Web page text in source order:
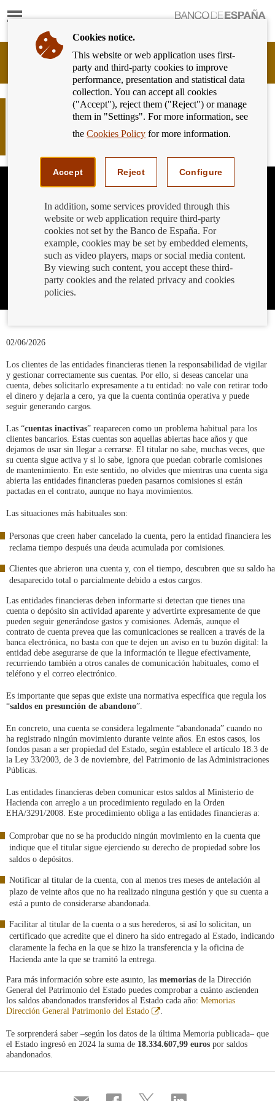
Show
Banking
Customer
Banco
España
Eurosystem,
No mantengas cuentas corrientes
olvidadas: evita comisiones y
pérdidas inesperadas
02/06/2026
Los clientes de las entidades financieras tienen la responsabilidad de vigilar
y gestionar correctamente sus cuentas. Por ello, si deseas cancelar una
cuenta, debes solicitarlo expresamente a tu entidad: no vale con retirar todo
el dinero y dejarla a cero, ya que la cuenta continúa operativa y puede
seguir generando cargos.
Las “cuentas inactivas” reaparecen como un problema habitual para los
clientes bancarios. Estas cuentas son aquellas abiertas hace años y que
dejamos de usar sin llegar a cerrarse. El titular no sabe, muchas veces, que
su cuenta sigue activa y si lo sabe, ignora que puedan cobrarle comisiones
de mantenimiento. En este sentido, no olvides que mientras una cuenta siga
abierta las entidades financieras pueden pasarnos comisiones si están
pactadas en el contrato, aunque no haya movimientos.
Las situaciones más habituales son:
Personas que creen haber cancelado la cuenta, pero la entidad financiera les
reclama tiempo después una deuda acumulada por comisiones.
Clientes que abrieron una cuenta y, con el tiempo, descubren que su saldo ha
desaparecido total o parcialmente debido a estos cargos.
Las entidades financieras deben informarte si detectan que tienes una
cuenta o depósito sin actividad aparente y advertirte expresamente de que
pueden seguir generándose gastos y comisiones. Además, aunque el
contrato de cuenta prevea que las comunicaciones se realicen a través de la
banca electrónica, no basta con que te dejen un aviso en tu buzón digital: la
entidad debe asegurarse de que la información te llegue efectivamente,
recurriendo también a otros canales de comunicación habituales, como el
teléfono y el correo electrónico.
Es importante que sepas que existe una normativa específica que regula los
“saldos en presunción de abandono”.
En concreto, una cuenta se considera legalmente “abandonada” cuando no
ha registrado ningún movimiento durante veinte años. En estos casos, los
fondos pasan a ser propiedad del Estado, según establece el artículo 18.3 de
la Ley 33/2003, de 3 de noviembre, del Patrimonio de las Administraciones
Públicas.
Las entidades financieras deben comunicar estos saldos al Ministerio de
Hacienda con arreglo a un procedimiento regulado en la Orden
EHA/3291/2008. Este procedimiento obliga a las entidades financieras a:
Comprobar que no se ha producido ningún movimiento en la cuenta que
indique que el titular sigue ejerciendo su derecho de propiedad sobre los
saldos o depósitos.
Notificar al titular de la cuenta, con al menos tres meses de antelación al
plazo de veinte años que no ha realizado ninguna gestión y que su cuenta a
está a punto de considerarse abandonada.
Facilitar al titular de la cuenta o a sus herederos, si así lo solicitan, un
certificado que acredite que el dinero ha sido entregado al Estado, indicando
claramente la fecha en la que se hizo la transferencia y la oficina de
Hacienda ante la que se tramitó la entrega.
Para más información sobre este asunto, las memorias de la Dirección
General del Patrimonio del Estado puedes comprobar a cuánto ascienden
los saldos abandonados transferidos al Estado cada año: Memorias
Dirección General Patrimonio del Estado
Abre
nueva
.
Te sorprenderá saber –según los datos de la última Memoria publicada– que
el Estado ingresó en 2024 la suma de 18.334.607,99 euros por saldos
abandonados.
CompartirShare
Share
Share
Cookies notice.
This website or web application uses first-
party and third-party cookies to improve
performance, presentation and statistical data
collection. You can accept all cookies
("Accept"), reject them ("Reject") or manage
them in "Settings". For more information, see
theCookies Policy for more information.
Accept Reject Configure
In addition, some services provided through this
website or web application require third-party
cookies not set by the Banco de España. For
example, cookies may be set by embedded elements,
such as video players, maps or social media content.
By viewing such content, you accept these third-
party cookies and the related privacy and cookies
policies.